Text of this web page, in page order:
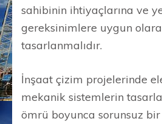
sahibinin ihtiyaçlarına ve
gereksinimlere uygun
tasarlanmalıdır.
İnşaat çizim projelerinde
mekanik sistemlerin
ömrü boyunca sorunsuz